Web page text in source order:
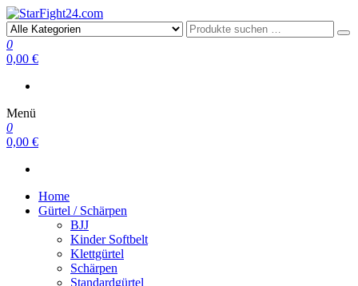
StarFight24.com
Kampfsportartikel
0
0,00 €
Menü
0
0,00 €
Home
Gürtel / Schärpen
BJJ
Kinder Softbelt
Klettgürtel
Schärpen
Standardgürtel